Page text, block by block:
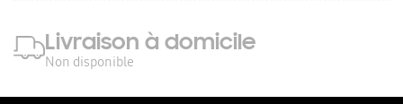
Livraison à domicile
Non disponible